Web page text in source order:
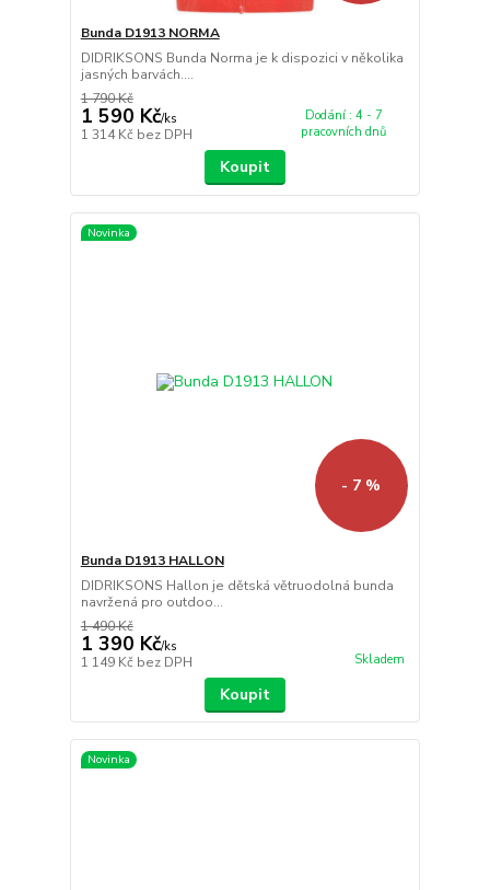
Bunda D1913 NORMA
DIDRIKSONS Bunda Norma je k dispozici v několika
jasných barvách....
1 790 Kč
1 590 Kč/ks
1 314 Kč bez DPH
Dodání : 4 - 7
pracovních dnů
Koupit
Novinka
- 7 %
Bunda D1913 HALLON
DIDRIKSONS Hallon je dětská větruodolná bunda
navržená pro outdoo...
1 490 Kč
1 390 Kč/ks
1 149 Kč bez DPH Skladem
Koupit
Novinka